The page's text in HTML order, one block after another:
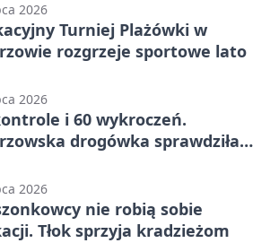
2026
Turniej Plażówki w
rozgrzeje sportowe lato
2026
i 60 wykroczeń.
drogówka sprawdziła
2026
nie robią sobie
Tłok sprzyja kradzieżom